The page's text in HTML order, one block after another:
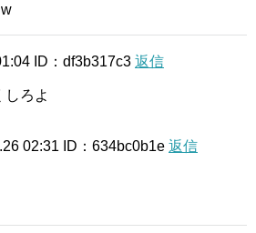
ID：df3b317c3 返信
しろよ
02:31 ID：634bc0b1e 返信